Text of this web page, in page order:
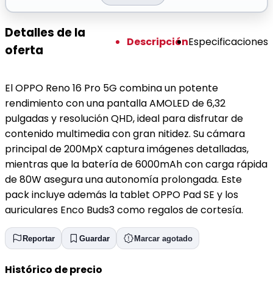
Detalles de la
oferta
DescripciónEspecificaciones
El OPPO Reno 16 Pro 5G combina un potente
rendimiento con una pantalla AMOLED de 6,32
pulgadas y resolución QHD, ideal para disfrutar de
contenido multimedia con gran nitidez. Su cámara
principal de 200MpX captura imágenes detalladas,
mientras que la batería de 6000mAh con carga rápida
de 80W asegura una autonomía prolongada. Este
pack incluye además la tablet OPPO Pad SE y los
auriculares Enco Buds3 como regalos de cortesía.
Reportar Guardar Marcar agotado
Histórico de precio